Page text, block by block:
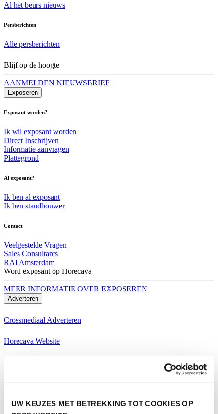
UW KEUZES MET BETREKKING TOT COOKIES OP
Al het beurs nieuws
Persberichten
Alle persberichten
Blijf op de hoogte
AANMELDEN NIEUWSBRIEF
Exposeren
Exposant worden?
Ik wil exposant worden
Direct Inschrijven
Informatie aanvragen
Plattegrond
Al exposant?
Ik ben al exposant
Ik ben standbouwer
Contact
Veelgestelde Vragen
Sales Consultants
RAI Amsterdam
Word exposant op Horecava
MEER INFORMATIE OVER EXPOSEREN
Adverteren
Crossmediaal Adverteren
Horecava Website
Horecava Social Media